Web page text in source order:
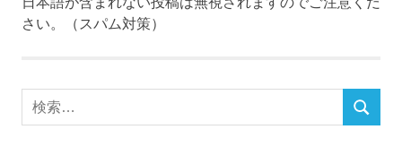
さい。（スパム対策）
検
検